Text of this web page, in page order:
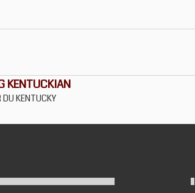
KENTUCKIAN
DU KENTUCKY